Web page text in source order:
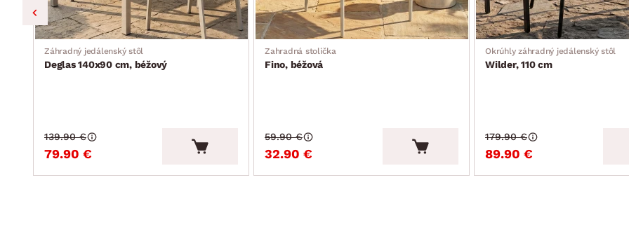
Záhradný jedálenský stôl
Deglas 140x90 cm, béžový
79.90 €
139.90 €
Zahradná stolička
Fino, béžová
32.90 €
59.90 €
Okrúhly záhradný jedálenský stôl
Wilder, 110 cm
89.90 €
179.90 €